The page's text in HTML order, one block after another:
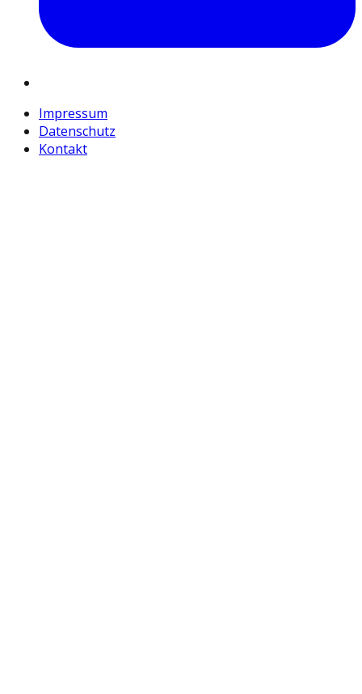
Impressum
Datenschutz
Kontakt